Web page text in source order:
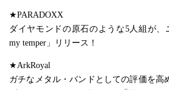
★PARADOXX
ダイヤモンドの原石のような5人組が、
my temper」リリース！
★ArkRoyal
ガチなメタル・バンドとしての評価を高